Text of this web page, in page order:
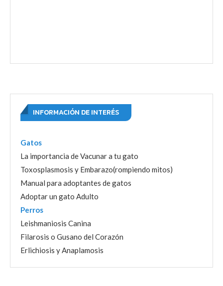
INFORMACIÓN DE INTERÉS
Gatos
La importancia de Vacunar a tu gato
Toxosplasmosis y Embarazo(rompiendo mitos)
Manual para adoptantes de gatos
Adoptar un gato Adulto
Perros
Leishmaniosis Canina
Filarosis o Gusano del Corazón
Erlichiosis y Anaplamosis